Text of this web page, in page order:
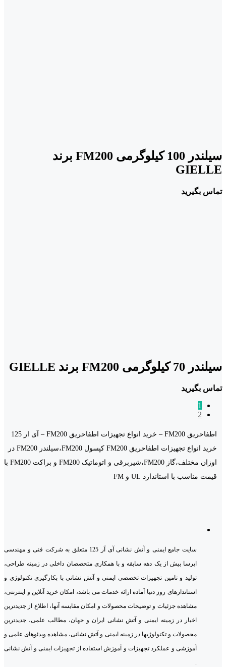
سیلندر 100 کیلوگرمی FM200 برند
GIELLE
تماس بگیرید
سیلندر 70 کیلوگرمی FM200 برند GIELLE
تماس بگیرید
1
2
اطفاحریق FM200 – خرید انواع تجهیزات اطفاحریق FM200 – آی ار 125
خرید انواع تجهیزات اطفاحریق FM200 کپسول FM200،سیلندر FM200 در
اوزان مختلف،گاز FM200،شیربرقی و اتوماتیک FM200 و براکت FM200 با
قیمت مناسب با استاندارد UL و FM
سایت جامع ایمنی و آتش نشانی آی آر 125 متعلق به شرکت فنی و مهندسی
ایرسا بیش از یک دهه سابقه و با همکاری متخصصان داخلی در زمینه طراحی،
تولید و تامین تجهیزات تخصصی ایمنی و آتش نشانی با بکارگیری تکنولوژی و
استاندارهای روز دنیا آماده ارائه خدمات می باشد، امکان خرید آنلاین و اینترنتی،
مشاهده جزئیات و توضیحات محصولات و امکان مقایسه آنها، اطلاع از جدیدترین
اخبار در زمینه ایمنی و آتش نشانی ایران و جهان، مطالب علمی، جدیدترین
محصولات و تکنولوژیها در زمینه ایمنی و آتش نشانی، مشاهده ویدئوهای علمی و
آموزشی و عملکرد تجهیزات و آموزش استفاده از تجهیزات ایمنی و آتش نشانی
.